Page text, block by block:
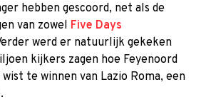
hebben gescoord, net als de
van zowel Five Days
werd er natuurlijk gekeken
kijkers zagen hoe Feyenoord
te winnen van Lazio Roma, een